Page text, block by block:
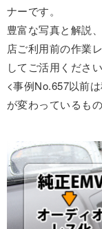
ナーです。
豊富な写真と解説
店ご利用前の作業
してご活用ください
<事例No.657以前
が変わっているも